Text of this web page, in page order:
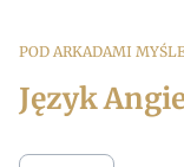
POD ARKADAMI
Język